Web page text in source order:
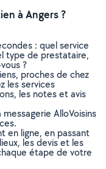
à Angers ?
: quel service
type de prestataire,
?
proches de chez
les services
les notes et avis
AlloVoisins
en ligne, en passant
les devis et les
étape de votre